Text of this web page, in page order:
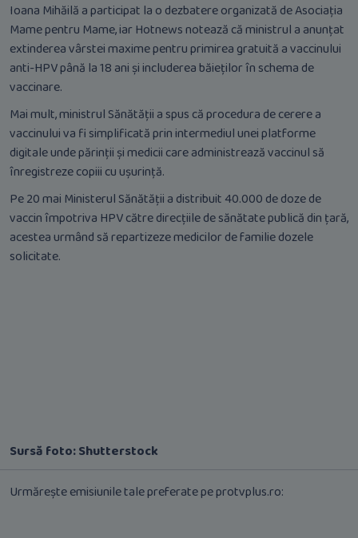
Ioana Mihăilă a participat la o dezbatere organizată de Asociația
Mame pentru Mame, iar Hotnews notează că ministrul a anunțat
extinderea vârstei maxime pentru primirea gratuită a vaccinului
anti-HPV până la 18 ani și includerea băieților în schema de
vaccinare.
Mai mult, ministrul Sănătății a spus că procedura de cerere a
vaccinului va fi simplificată prin intermediul unei platforme
digitale unde părinții și medicii care administrează vaccinul să
înregistreze copiii cu ușurință.
Pe 20 mai Ministerul Sănătății a distribuit 40.000 de doze de
vaccin împotriva HPV către direcțiile de sănătate publică din țară,
acestea urmând să repartizeze medicilor de familie dozele
solicitate.
Sursă foto: Shutterstock
Urmărește emisiunile tale preferate pe protvplus.ro: